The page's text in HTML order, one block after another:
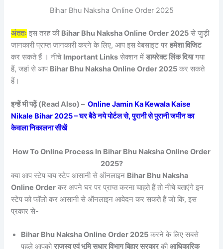
Bihar Bhu Naksha Online Order 2025
अंततः इस तरह की Bihar Bhu Naksha Online Order 2025 से जुड़ी
जानकारी प्राप्त जानकारी करने के लिए, आप इस वेबसाइट परहमेशा विजिट
कर सकते हैं । नीचे Important Links सेक्शन मेंडायरेक्ट लिंक दियागया
हैं, जहां से आप Bihar Bhu Naksha Online Order 2025 कर सकते
हैं।
इन्हें भी पढ़ें (Read Also) – Online Jamin Ka Kewala Kaise
Nikale Bihar 2025 – घर बैठे नये पोर्टल से, पुरानी से पुरानी जमीन का
केवाला निकालना सीखें
How To Online Process In Bihar Bhu Naksha Online Order
2025?
क्या आप स्टेप बाय स्टेप आसानी से ऑनलाइन Bihar Bhu Naksha
Online Order कर अपने घर पर प्राप्त करना चाहते हैं तो नीचे बताएंगे इन
स्टेप को फॉलो कर आसानी से ऑनलाइन आवेदन कर सकते हैं जो कि, इस
प्रकार से-
Bihar Bhu Naksha Online Order 2025 करने के लिए सबसे
पहले आपकोराजस्व एवं भूमि सुधार विभाग बिहार सरकारकीआधिकारिक